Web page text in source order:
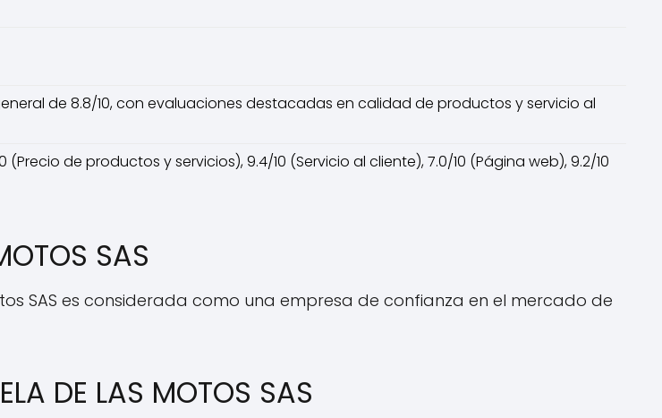
de 8.8/10, con evaluaciones destacadas en calidad de productos y servicio al
de productos y servicios), 9.4/10 (Servicio al cliente), 7.0/10 (Página web), 9.2/10
SAS
SAS es considerada como una empresa de confianza en el mercado de
DE LAS MOTOS SAS